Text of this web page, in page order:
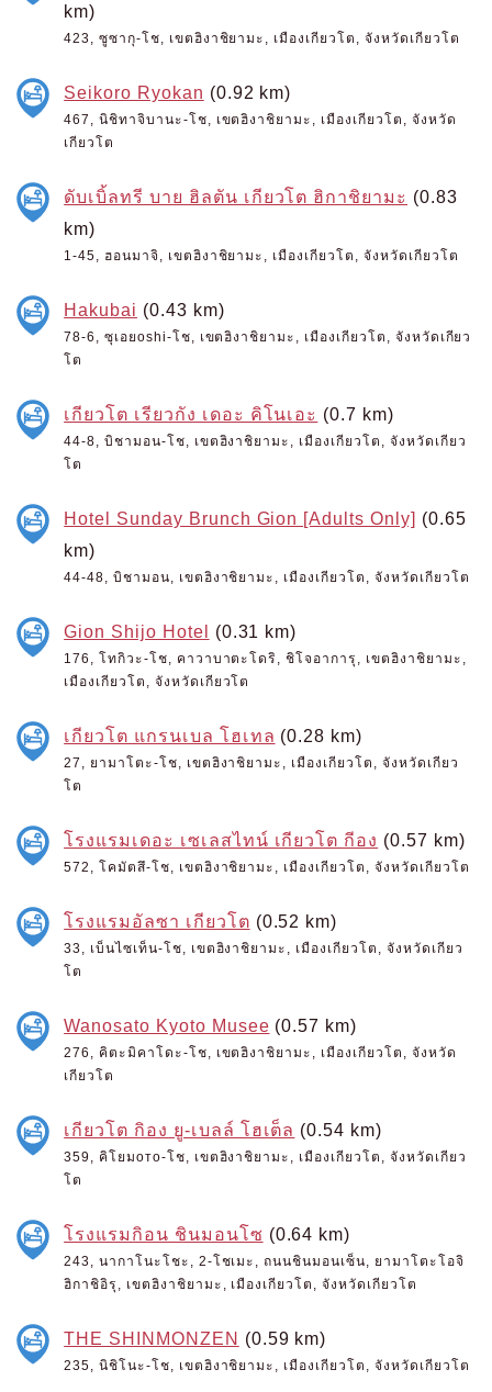
km)
423, ซูซากุ-โช, เขตฮิงาชิยามะ, เมืองเกียวโต, จังหวัดเกียวโต
Seikoro Ryokan (0.92 km)
467, นิชิทาจิบานะ-โช, เขตฮิงาชิยามะ, เมืองเกียวโต, จังหวัด
เกียวโต
ดับเบิ้ลทรี บาย ฮิลตัน เกียวโต ฮิกาชิยามะ (0.83
km)
1-45, ฮอนมาจิ, เขตฮิงาชิยามะ, เมืองเกียวโต, จังหวัดเกียวโต
Hakubai (0.43 km)
78-6, ซุเอยoshi-โช, เขตฮิงาชิยามะ, เมืองเกียวโต, จังหวัดเกียว
โต
เกียวโต เรียวกัง เดอะ คิโนเอะ (0.7 km)
44-8, บิชามอน-โช, เขตฮิงาชิยามะ, เมืองเกียวโต, จังหวัดเกียว
โต
Hotel Sunday Brunch Gion [Adults Only] (0.65
km)
44-48, บิชามอน, เขตฮิงาชิยามะ, เมืองเกียวโต, จังหวัดเกียวโต
Gion Shijo Hotel (0.31 km)
176, โทกิวะ-โช, คาวาบาตะโดริ, ชิโจอาการุ, เขตฮิงาชิยามะ,
เมืองเกียวโต, จังหวัดเกียวโต
เกียวโต แกรนเบล โฮเทล (0.28 km)
27, ยามาโตะ-โช, เขตฮิงาชิยามะ, เมืองเกียวโต, จังหวัดเกียว
โต
โรงแรมเดอะ เซเลสไทน์ เกียวโต กีอง (0.57 km)
572, โคมัตสึ-โช, เขตฮิงาชิยามะ, เมืองเกียวโต, จังหวัดเกียวโต
โรงแรมอัลซา เกียวโต (0.52 km)
33, เบ็นไซเท็น-โช, เขตฮิงาชิยามะ, เมืองเกียวโต, จังหวัดเกียว
โต
Wanosato Kyoto Musee (0.57 km)
276, คิตะมิคาโดะ-โช, เขตฮิงาชิยามะ, เมืองเกียวโต, จังหวัด
เกียวโต
เกียวโต กิอง ยู-เบลล์ โฮเต็ล (0.54 km)
359, คิโยมото-โช, เขตฮิงาชิยามะ, เมืองเกียวโต, จังหวัดเกียว
โต
โรงแรมกิอน ชินมอนโซ (0.64 km)
243, นากาโนะโชะ, 2-โชเมะ, ถนนชินมอนเซ็น, ยามาโตะโอจิ
ฮิกาชิอิรุ, เขตฮิงาชิยามะ, เมืองเกียวโต, จังหวัดเกียวโต
THE SHINMONZEN (0.59 km)
235, นิชิโนะ-โช, เขตฮิงาชิยามะ, เมืองเกียวโต, จังหวัดเกียวโต